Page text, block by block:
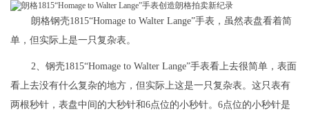
朗格钢壳1815“Homage to Walter Lange”手表，虽然表盘看着简
单，但实际上是一只复杂表。
2、钢壳1815“Homage to Walter Lange”手表看上去很简单，表面
看上去没有什么复杂的地方，但实际上这是一只复杂表。这只表有
两根秒针，表盘中间的大秒针和6点位的小秒针。6点位的小秒针是